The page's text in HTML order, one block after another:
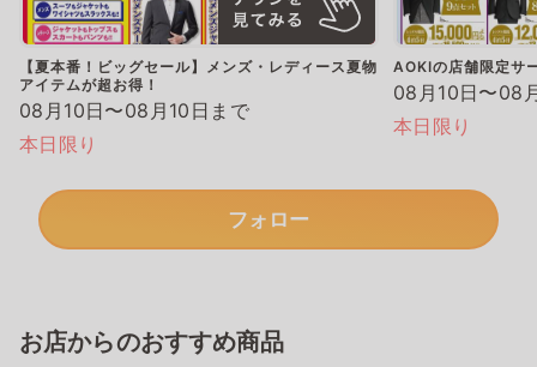
【夏本番！ビッグセール】メンズ・レディース夏物
アイテムが超お得！
08月10日〜08月10日まで
本日限り
AOKIの店舗限定サ
08月10日〜08
本日限り
フォロー
お店からのおすすめ商品